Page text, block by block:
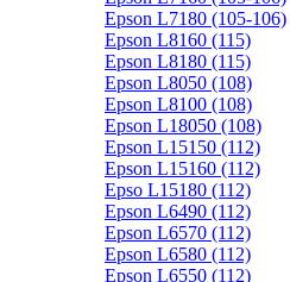
Epson L7180 (105-106)
Epson L8160 (115)
Epson L8180 (115)
Epson L8050 (108)
Epson L8100 (108)
Epson L18050 (108)
Epson L15150 (112)
Epson L15160 (112)
Epso L15180 (112)
Epson L6490 (112)
Epson L6570 (112)
Epson L6580 (112)
Epson L6550 (112)